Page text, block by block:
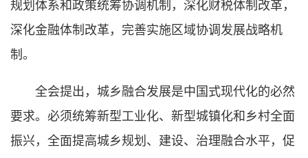
规划体系和政策统筹协调机制，深化财税体制改革，
深化金融体制改革，完善实施区域协调发展战略机
制。
全会提出，城乡融合发展是中国式现代化的必然
要求。必须统筹新型工业化、新型城镇化和乡村全面
振兴，全面提高城乡规划、建设、治理融合水平，促